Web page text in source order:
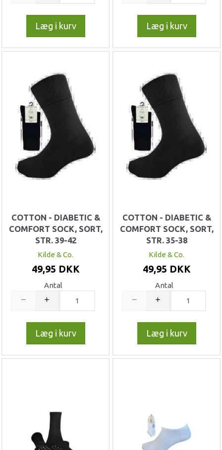
Læg i kurv Læg i kurv
COTTON - DIABETIC &
COMFORT SOCK, SORT,
STR. 39-42
Kilde & Co.
49,95 DKK
Antal
Læg i kurv
COTTON - DIABETIC &
COMFORT SOCK, SORT,
STR. 35-38
Kilde & Co.
49,95 DKK
Antal
Læg i kurv